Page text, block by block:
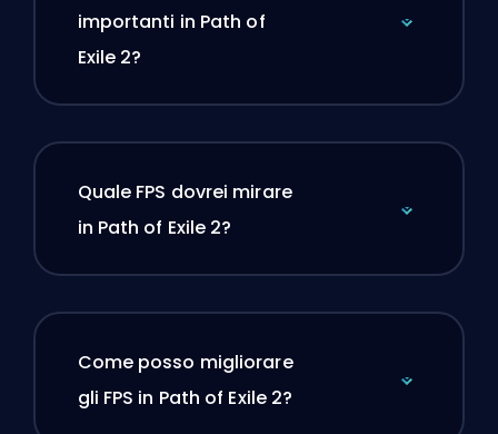
importanti in Path of
Exile 2?
Quale FPS dovrei mirare
in Path of Exile 2?
Come posso migliorare
gli FPS in Path of Exile 2?